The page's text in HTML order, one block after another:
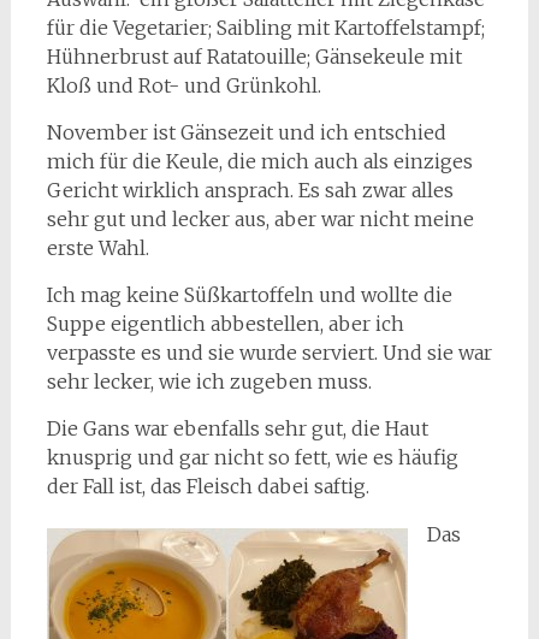
für die Vegetarier; Saibling mit Kartoffelstampf;
Hühnerbrust auf Ratatouille; Gänsekeule mit
Kloß und Rot- und Grünkohl.
November ist Gänsezeit und ich entschied
mich für die Keule, die mich auch als einziges
Gericht wirklich ansprach. Es sah zwar alles
sehr gut und lecker aus, aber war nicht meine
erste Wahl.
Ich mag keine Süßkartoffeln und wollte die
Suppe eigentlich abbestellen, aber ich
verpasste es und sie wurde serviert. Und sie war
sehr lecker, wie ich zugeben muss.
Die Gans war ebenfalls sehr gut, die Haut
knusprig und gar nicht so fett, wie es häufig
der Fall ist, das Fleisch dabei saftig.
Das